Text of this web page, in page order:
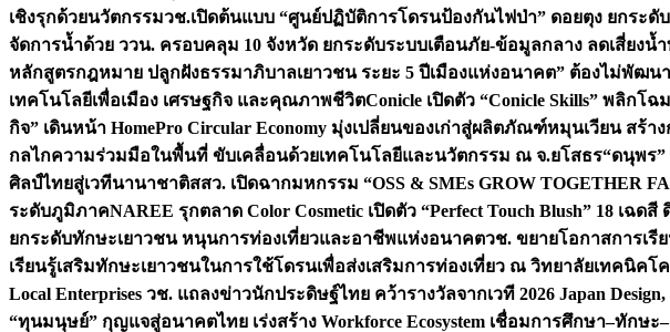
เชิงรุกด้วยนวัตกรรมวช.เปิดต้นแบบ “ศูนย์ปฏิบัติการโดรนป้องกันไฟป่า” ดอยตุง ยกระดั
จัดการน้ำด้วย ววน. ครอบคลุม 10 จังหวัด ยกระดับระบบเตือนภัย-ข้อมูลกลาง ลดเสี่ยงน้
หลักสูตรกฎหมาย ปลูกฝังธรรมาภิบาลเยาวชน ระยะ 5 ปีเมืองแห่งอนาคต” ต้องไม่พัฒน
เทคโนโลยีเพื่อเมือง เศรษฐกิจ และคุณภาพชีวิตConicle เปิดตัว “Conicle Skills” พลิก
กิจ” เดินหน้า HomePro Circular Economy มุ่งเปลี่ยนของเก่าสู่ผลิตภัณฑ์หมุนเวียน สร้า
กลไกความร่วมมือในพื้นที่ ขับเคลื่อนด้วยเทคโนโลยีและนวัตกรรม ณ จ.ยโสธร“ดนุพร
ศิลป์ไทยสู่เวทีนานาชาติสสว. เปิดฉากมหกรรม “OSS & SMEs GROW TOGETHER
ระดับภูมิภาคNAREE รุกตลาด Color Cosmetic เปิดตัว “Perfect Touch Blush” 18 เฉ
ยกระดับทักษะเยาวชน หนุนการท่องเที่ยวและอาชีพแห่งอนาคตวช. ขยายโอกาสการเรี
เรียนรู้เสริมทักษะเยาวชนในการใช้โดรนเพื่อส่งเสริมการท่องเที่ยว ณ วิทยาลัยเทคนิคโ
Local Enterprises วช. แถลงข่าวนักประดิษฐ์ไทย คว้ารางวัลจากเวที 2026 Japan
“ทุนมนุษย์” กุญแจสู่อนาคตไทย เร่งสร้าง Workforce Ecosystem เชื่อมการศึกษา–ทักษะ